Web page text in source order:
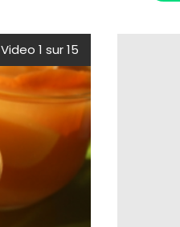
Video 1 sur 15